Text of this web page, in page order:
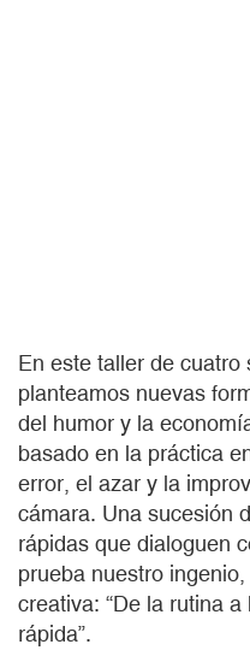
En este taller de cuatro
planteamos nuevas
del humor y la
basado en la práctica
error, el azar y la
cámara. Una sucesión
rápidas que dialoguen
prueba nuestro
creativa: “De la rutina
rápida”.